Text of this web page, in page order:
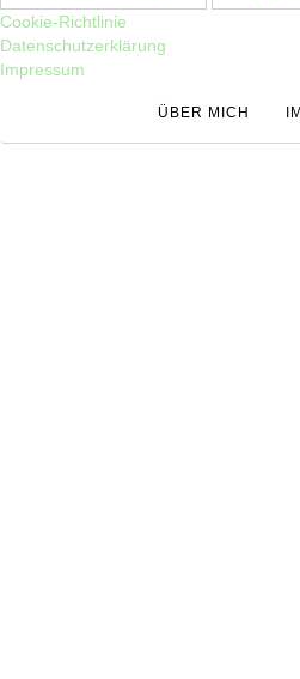
Cookie-Richtlinie
Datenschutzerklärung
Impressum
ÜBER MICH